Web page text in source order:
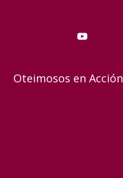
Oteimosos en Acción